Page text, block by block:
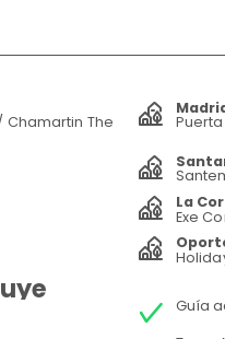
Chamartin The
La
Exe
Guía